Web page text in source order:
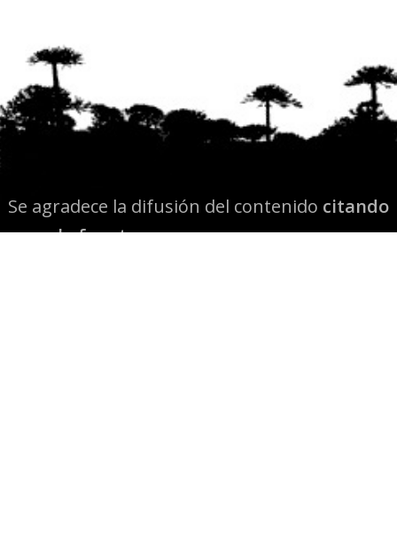
Se agradece la difusión del contenido citando
la fuente www.mapuexpress.org